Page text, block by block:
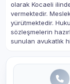
olarak Kocaeli
vermektedir.
yürütmektedir.
sözleşmelerin
sunulan avukatlık